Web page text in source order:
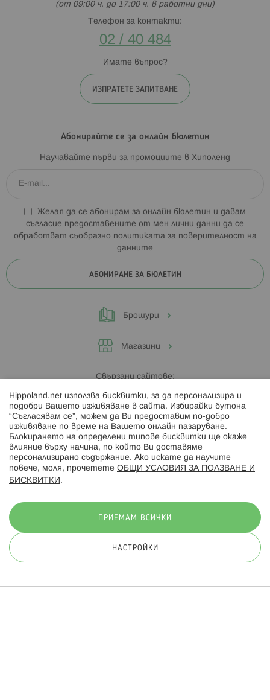
(от 09:00 ч. до 17:00 ч. в работни дни)
Телефон за контакти:
02 / 40 484
Имате въпрос?
ИЗПРАТЕТЕ ЗАПИТВАНЕ
Абонирайте се за онлайн бюлетин
Научавайте първи за промоциите в Хиполенд
Желая да се абонирам за онлайн бюлетин и давам
съгласие предоставените от мен лични данни да се
обработват съобразно политиката за поверителност на
данните
АБОНИРАНЕ ЗА БЮЛЕТИН
Брошури
Магазини
Свързани сайтове:
Hippoland.ro
Последвайте ни:
© 2026 Hippoland.net. Всички права запазени
Hippoland.net използва бисквитки, за да персонализира и
подобри Вашето изживяване в сайта. Избирайки бутона
“Съгласявам се”, можем да Ви предоставим по-добро
изживяване по време на Вашето онлайн пазаруване.
Блокирането на определени типове бисквитки ще окаже
влияние върху начина, по който Ви доставяме
персонализирано съдържание. Ако искате да научите
повече, моля, прочетете ОБЩИ УСЛОВИЯ ЗА ПОЛЗВАНЕ И
БИСКВИТКИ .
ПРИЕМАМ ВСИЧКИ
НАСТРОЙКИ